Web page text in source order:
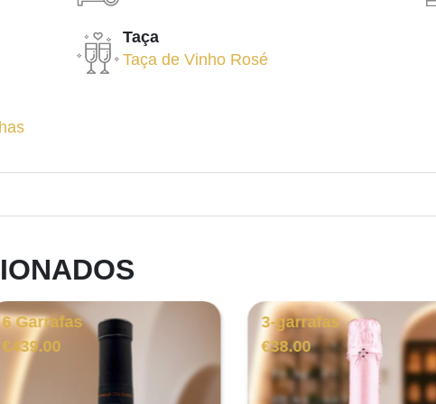
Taça
Taça de Vinho Rosé
3-garrafas
€38.00
6-garrafas
€223.00